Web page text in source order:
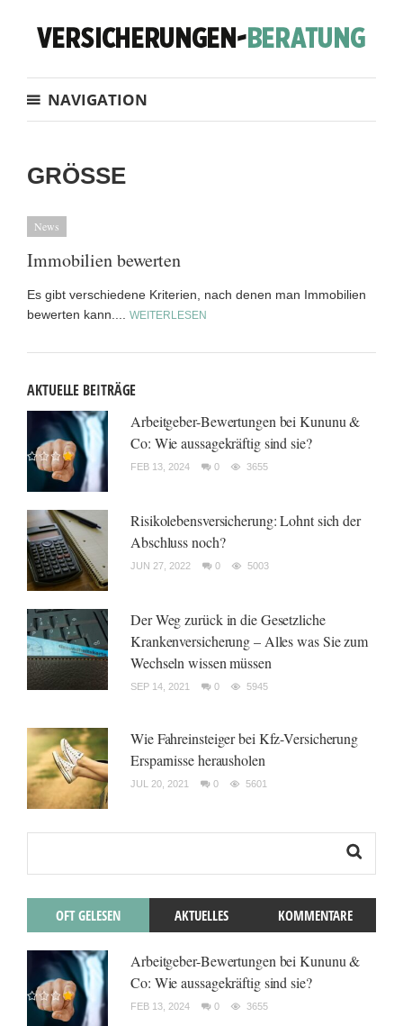
NAVIGATION
GRÖSSE
News
Immobilien bewerten
Es gibt verschiedene Kriterien, nach denen man Immobilien
bewerten kann.... WEITERLESEN
AKTUELLE BEITRÄGE
Arbeitgeber-Bewertungen bei Kununu &
Co: Wie aussagekräftig sind sie?
FEB 13, 2024 0 3655
Risikolebensversicherung: Lohnt sich der
Abschluss noch?
JUN 27, 2022 0 5003
Der Weg zurück in die Gesetzliche
Krankenversicherung – Alles was Sie zum
Wechseln wissen müssen
SEP 14, 2021 0 5945
Wie Fahreinsteiger bei Kfz-Versicherung
Ersparnisse herausholen
JUL 20, 2021 0 5601
OFT GELESEN AKTUELLES KOMMENTARE
Arbeitgeber-Bewertungen bei Kununu &
Co: Wie aussagekräftig sind sie?
FEB 13, 2024 0 3655